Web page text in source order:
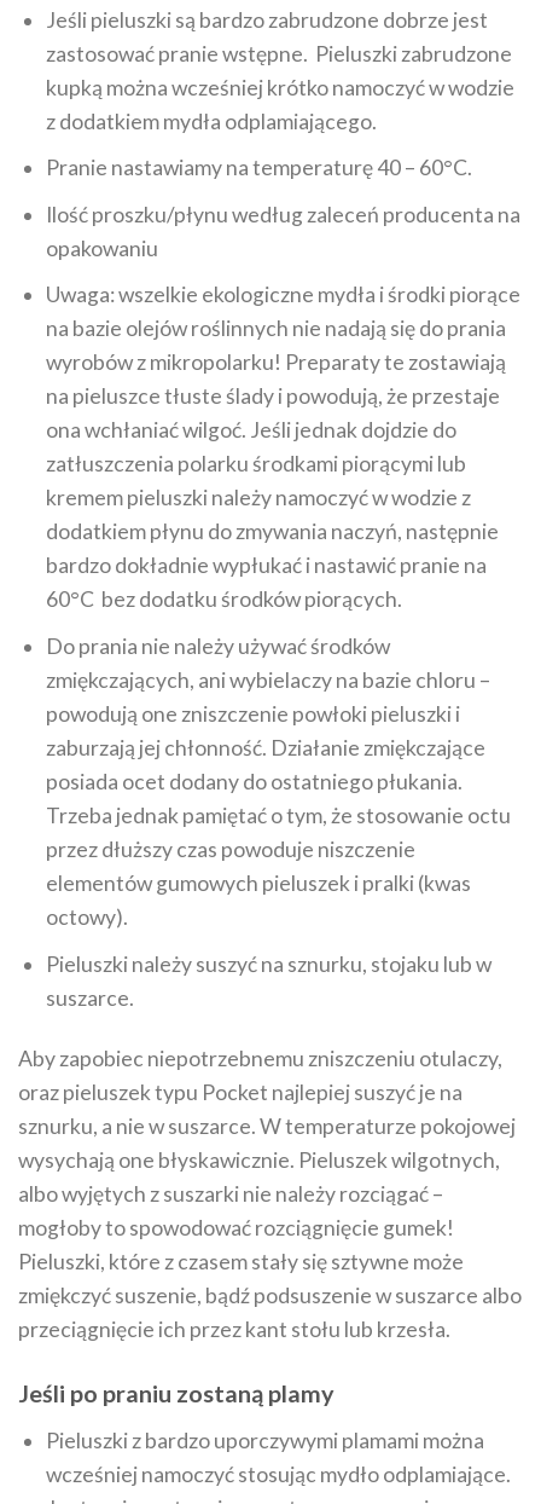
Jeśli pieluszki są bardzo zabrudzone dobrze jest
zastosować pranie wstępne. Pieluszki zabrudzone
kupką można wcześniej krótko namoczyć w wodzie
z dodatkiem mydła odplamiającego.
Pranie nastawiamy na temperaturę 40 – 60°C.
Ilość proszku/płynu według zaleceń producenta na
opakowaniu
Uwaga: wszelkie ekologiczne mydła i środki piorące
na bazie olejów roślinnych nie nadają się do prania
wyrobów z mikropolarku! Preparaty te zostawiają
na pieluszce tłuste ślady i powodują, że przestaje
ona wchłaniać wilgoć. Jeśli jednak dojdzie do
zatłuszczenia polarku środkami piorącymi lub
kremem pieluszki należy namoczyć w wodzie z
dodatkiem płynu do zmywania naczyń, następnie
bardzo dokładnie wypłukać i nastawić pranie na
60°C bez dodatku środków piorących.
Do prania nie należy używać środków
zmiękczających, ani wybielaczy na bazie chloru –
powodują one zniszczenie powłoki pieluszki i
zaburzają jej chłonność. Działanie zmiękczające
posiada ocet dodany do ostatniego płukania.
Trzeba jednak pamiętać o tym, że stosowanie octu
przez dłuższy czas powoduje niszczenie
elementów gumowych pieluszek i pralki (kwas
octowy).
Pieluszki należy suszyć na sznurku, stojaku lub w
suszarce.
Aby zapobiec niepotrzebnemu zniszczeniu otulaczy,
oraz pieluszek typu Pocket najlepiej suszyć je na
sznurku, a nie w suszarce. W temperaturze pokojowej
wysychają one błyskawicznie. Pieluszek wilgotnych,
albo wyjętych z suszarki nie należy rozciągać –
mogłoby to spowodować rozciągnięcie gumek!
Pieluszki, które z czasem stały się sztywne może
zmiękczyć suszenie, bądź podsuszenie w suszarce albo
przeciągnięcie ich przez kant stołu lub krzesła.
Jeśli po praniu zostaną plamy
Pieluszki z bardzo uporczywymi plamami można
wcześniej namoczyć stosując mydło odplamiające.